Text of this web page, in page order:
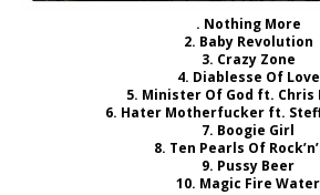
. Nothing More
2. Baby Revolution
3. Crazy Zone
4. Diablesse Of Love
5. Minister Of God ft. Chris
6. Hater Motherfucker ft.
7. Boogie Girl
8. Ten Pearls Of
9. Pussy Beer
10. Magic Fire Water